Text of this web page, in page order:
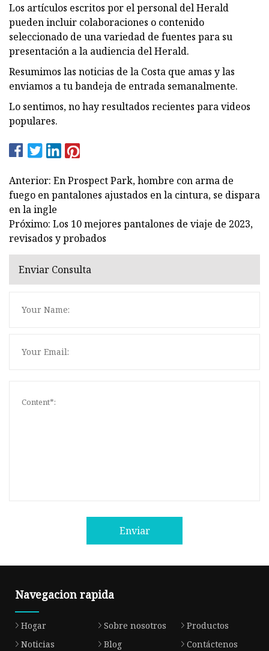
Los artículos escritos por el personal del Herald
pueden incluir colaboraciones o contenido
seleccionado de una variedad de fuentes para su
presentación a la audiencia del Herald.
Resumimos las noticias de la Costa que amas y las
enviamos a tu bandeja de entrada semanalmente.
Lo sentimos, no hay resultados recientes para videos
populares.
Anterior: En Prospect Park, hombre con arma de
fuego en pantalones ajustados en la cintura, se dispara
en la ingle
Próximo: Los 10 mejores pantalones de viaje de 2023,
revisados ​​​​y probados
Enviar Consulta
Enviar
Navegacion rapida
Hogar Sobre nosotros
Productos
Noticias
Blog
Contáctenos